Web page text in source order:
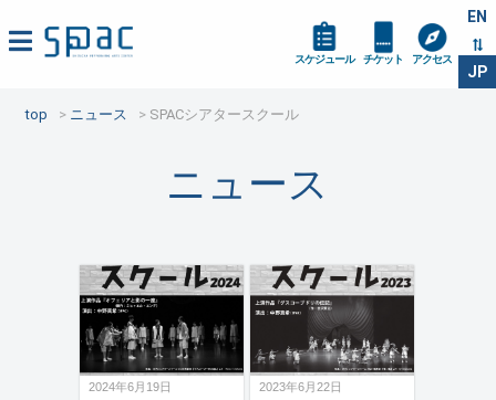
EN
JP
スケジュール チケット アクセス
top ニュース SPACシアタースクール
ニュース
2024年6月19日 2023年6月22日